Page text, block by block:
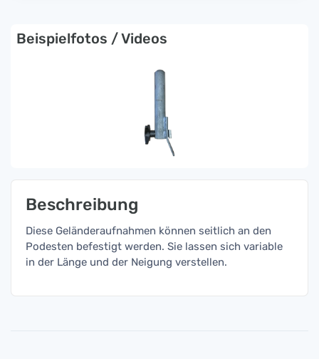
Beispielfotos / Videos
Beschreibung
Diese Geländeraufnahmen können seitlich an den
Podesten befestigt werden. Sie lassen sich variable
in der Länge und der Neigung verstellen.